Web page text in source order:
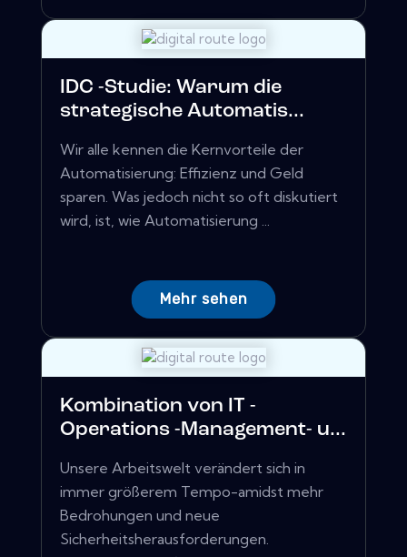
IDC -Studie: Warum die
strategische Automatis...
Wir alle kennen die Kernvorteile der
Automatisierung: Effizienz und Geld
sparen. Was jedoch nicht so oft diskutiert
wird, ist, wie Automatisierung ...
Mehr sehen
Kombination von IT -
Operations -Management- u...
Unsere Arbeitswelt verändert sich in
immer größerem Tempo-amidst mehr
Bedrohungen und neue
Sicherheitsherausforderungen.